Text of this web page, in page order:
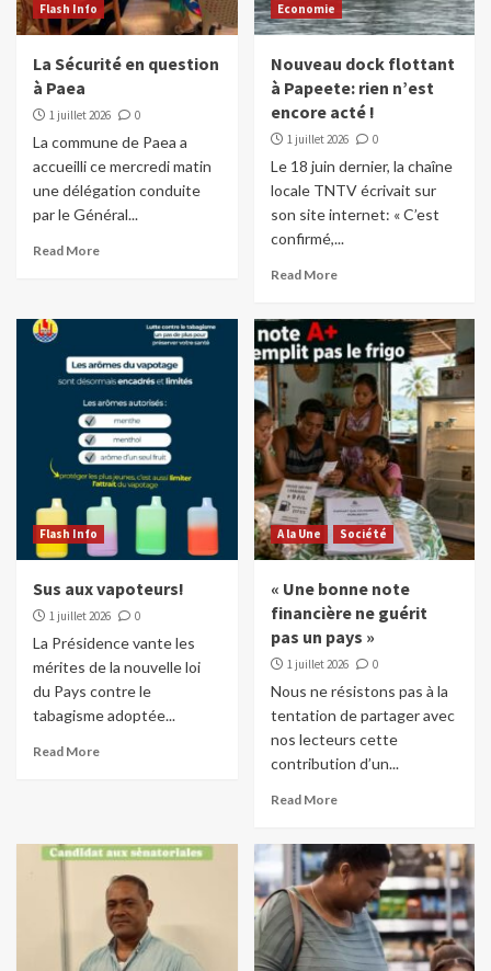
Flash Info
La Sécurité en question
à Paea
1 juillet 2026 0
La commune de Paea a
accueilli ce mercredi matin
une délégation conduite
par le Général...
Read More
Economie
Nouveau dock flottant
à Papeete: rien n’est
encore acté !
1 juillet 2026 0
Le 18 juin dernier, la chaîne
locale TNTV écrivait sur
son site internet: « C’est
confirmé,...
Read More
Flash Info
Sus aux vapoteurs!
1 juillet 2026 0
La Présidence vante les
mérites de la nouvelle loi
du Pays contre le
tabagisme adoptée...
Read More
A la Une Société
« Une bonne note
financière ne guérit
pas un pays »
1 juillet 2026 0
Nous ne résistons pas à la
tentation de partager avec
nos lecteurs cette
contribution d’un...
Read More